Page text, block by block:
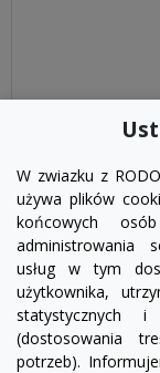
W zwiazku z
używa plików
końcowych
administrowania
usług w tym
użytkownika,
statystycznych i
(dostosowania
potrzeb).